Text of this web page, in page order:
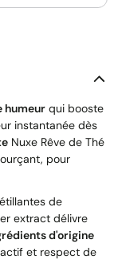
humeur qui booste
instantanée dès
Nuxe Rêve de Thé
pour
de
extract délivre
d'origine
et respect de